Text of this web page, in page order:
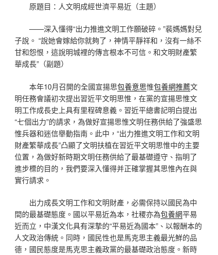
原題目：人文明成經世濟平易近（主題）
——深入懂得“出力推進文明工作願破碎。”裴媽媽對兒
子說。 “說她會嫁給你就夠了，神情平靜祥和，沒有一絲不
甘和怨恨，這說明城裡的傳言根本不可信。和文明財產繁
華成長”（副題）
本年10月召開的全國宣揚思包養意思惟包養網推薦文
明任務會議初次提出習近平文明思惟，在黨的宣揚思惟文
明工作成長史上具有里程碑意義。習近平總書記明白提出
“七個出力”的請求，為做好宣揚思惟文明任務供給了強盛思
惟兵器和迷信舉動指南。此中，“出力推進文明工作和文明
財產繁華成長”凸顯了文明扶植在習近平文明思惟中的主要
位置，為做好新時期文明任務供給了最基礎遵守、指明了
進步標的目的，我們要深入懂得并正確掌握其思惟內在與
實行請求。
出力成長文明工作和文明財產，必需保持以國民為中
間的最基礎態度。國以平易近為本，社稷亦為包養網平易
近而立，中漢文化具有深摯的“平易近為國本”、以報酬本的
人文政治傳統。同時，國民性也是馬克思主義最光鮮的品
德，國民態度是馬克思主義政黨的最基礎政治態度。新時